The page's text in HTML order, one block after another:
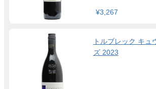
¥3,267
トルブレック キュ
ズ 2023